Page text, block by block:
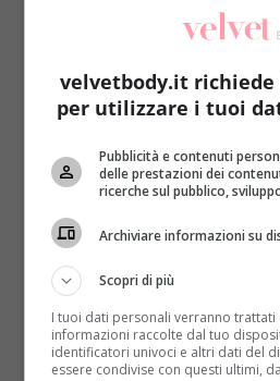
Notizie
Lavorare nel tempo
salute
Redazione 3 Ottobre 2014
Lavorare troppo fa male, se
quello che dovrebbe essere il
velvetbody.it richiede
per utilizzare i tuoi
Pubblicità e contenuti
delle prestazioni dei
ricerche sul pubblico,
Archiviare informazioni su
Scopri di più
I tuoi dati personali verranno trattati
informazioni raccolte dal tuo
identificatori univoci e altri dati del
essere condivise con questi ultimi,